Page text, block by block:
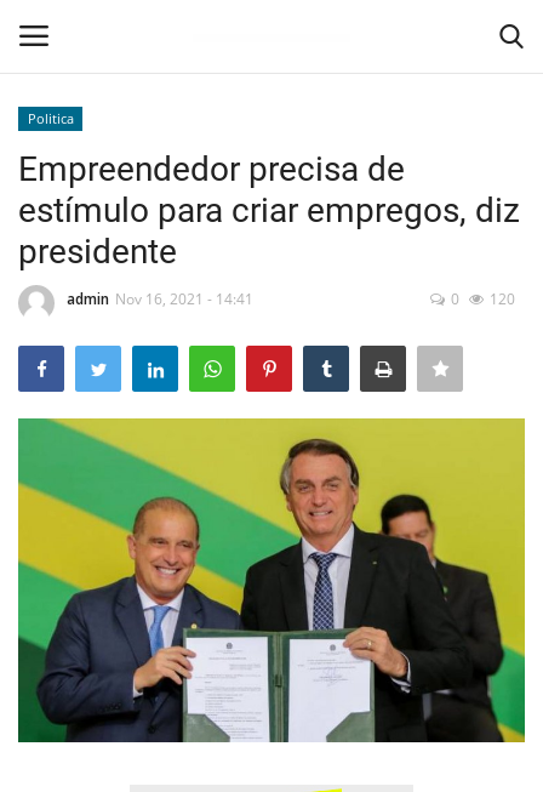
Home
Contato
Litoral
Alto Tietê
Tecnologia
Culinária
Turismo
Politica
Empreendedor precisa de
estímulo para criar empregos, diz
presidente
admin Nov 16, 2021 - 14:41 0 120